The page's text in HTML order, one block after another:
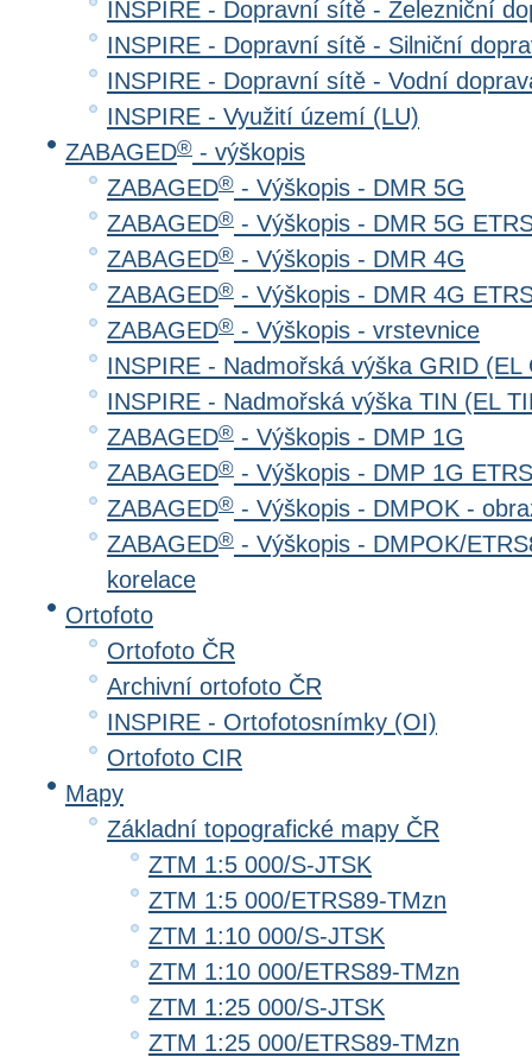
INSPIRE - Dopravní sítě - Železniční
INSPIRE - Dopravní sítě - Silniční
INSPIRE - Dopravní sítě - Vodní
INSPIRE - Využití území (LU)
ZABAGED® - výškopis
ZABAGED® - Výškopis - DMR 5G
ZABAGED® - Výškopis - DMR 5G
ZABAGED® - Výškopis - DMR 4G
ZABAGED® - Výškopis - DMR 4G
ZABAGED® - Výškopis - vrstevnice
INSPIRE - Nadmořská výška GRID (EL
INSPIRE - Nadmořská výška TIN (EL
ZABAGED® - Výškopis - DMP 1G
ZABAGED® - Výškopis - DMP 1G
ZABAGED® - Výškopis - DMPOK -
ZABAGED® - Výškopis - DMPOK/
korelace
Ortofoto
Ortofoto ČR
Archivní ortofoto ČR
INSPIRE - Ortofotosnímky (OI)
Ortofoto CIR
Mapy
Základní topografické mapy ČR
ZTM 1:5 000/S-JTSK
ZTM 1:5 000/ETRS89-TMzn
ZTM 1:10 000/S-JTSK
ZTM 1:10 000/ETRS89-TMzn
ZTM 1:25 000/S-JTSK
ZTM 1:25 000/ETRS89-TMzn